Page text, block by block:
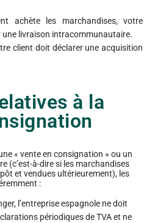
achète les marchandises, votre
une livraison intracommunautaire.
client doit déclarer une acquisition
à la
« vente en consignation » ou un
(c’est-à-dire si les marchandises
et vendues ultérieurement), les
:
l’entreprise espagnole ne doit
périodiques de TVA et ne